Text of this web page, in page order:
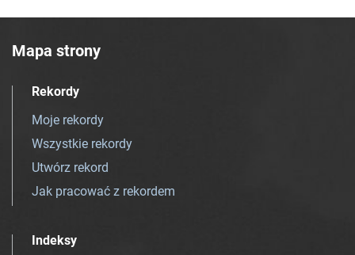
Mapa strony
Rekordy
Moje rekordy
Wszystkie rekordy
Utwórz rekord
Jak pracować z rekordem
Indeksy